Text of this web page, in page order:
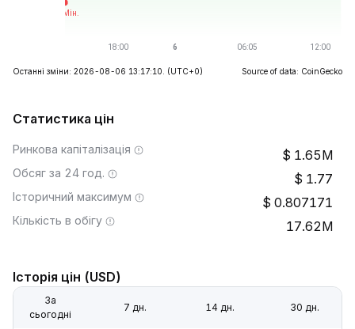
Останні зміни: 2026-08-06 13:17:10. (UTC+0) Source of data: CoinGecko
Статистика цін
Ринкова капіталізація 1.65M
Обсяг за 24 год. 1.77
Історичний максимум 0.807171
Кількість в обігу 17.62M
Історія цін (USD)
За
сьогодні
7 дн. 14 дн. 30 дн.